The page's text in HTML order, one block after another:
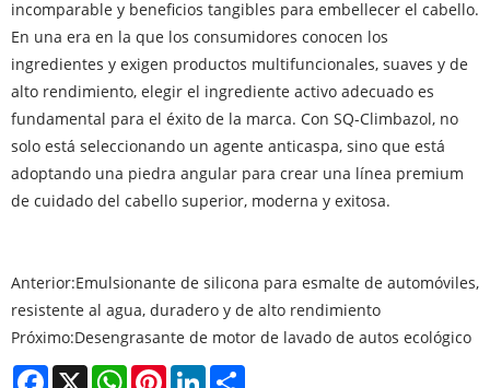
incomparable y beneficios tangibles para embellecer el cabello.
En una era en la que los consumidores conocen los
ingredientes y exigen productos multifuncionales, suaves y de
alto rendimiento, elegir el ingrediente activo adecuado es
fundamental para el éxito de la marca. Con SQ-Climbazol, no
solo está seleccionando un agente anticaspa, sino que está
adoptando una piedra angular para crear una línea premium
de cuidado del cabello superior, moderna y exitosa.
Anterior:Emulsionante de silicona para esmalte de automóviles,
resistente al agua, duradero y de alto rendimiento
Próximo:Desengrasante de motor de lavado de autos ecológico
Facebook
X WhatsAppPinterestLinkedIn